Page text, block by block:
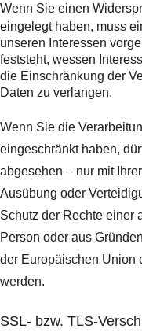
Wenn Sie einen
eingelegt haben, muss
unseren Interessen
feststeht, wessen
die Einschränkung der
Daten zu verlangen.
Wenn Sie die
eingeschränkt haben,
abgesehen – nur mit
Ausübung oder
Schutz der Rechte einer
Person oder aus
der Europäischen Union
werden.
SSL- bzw. TLS-